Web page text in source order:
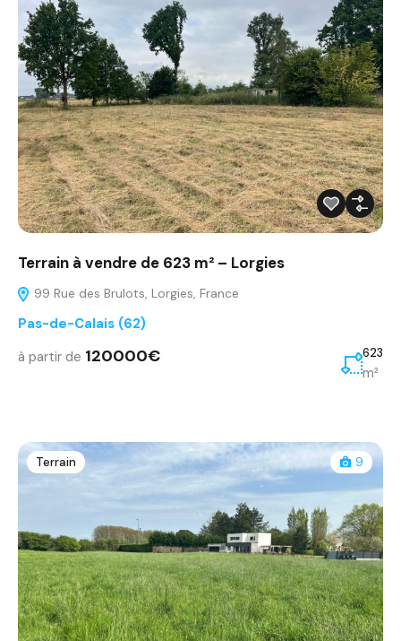
Terrain à vendre de 623 m² – Lorgies
99 Rue des Brulots, Lorgies, France
Pas-de-Calais (62)
à partir de 120000€ 623
m²
Terrain 9